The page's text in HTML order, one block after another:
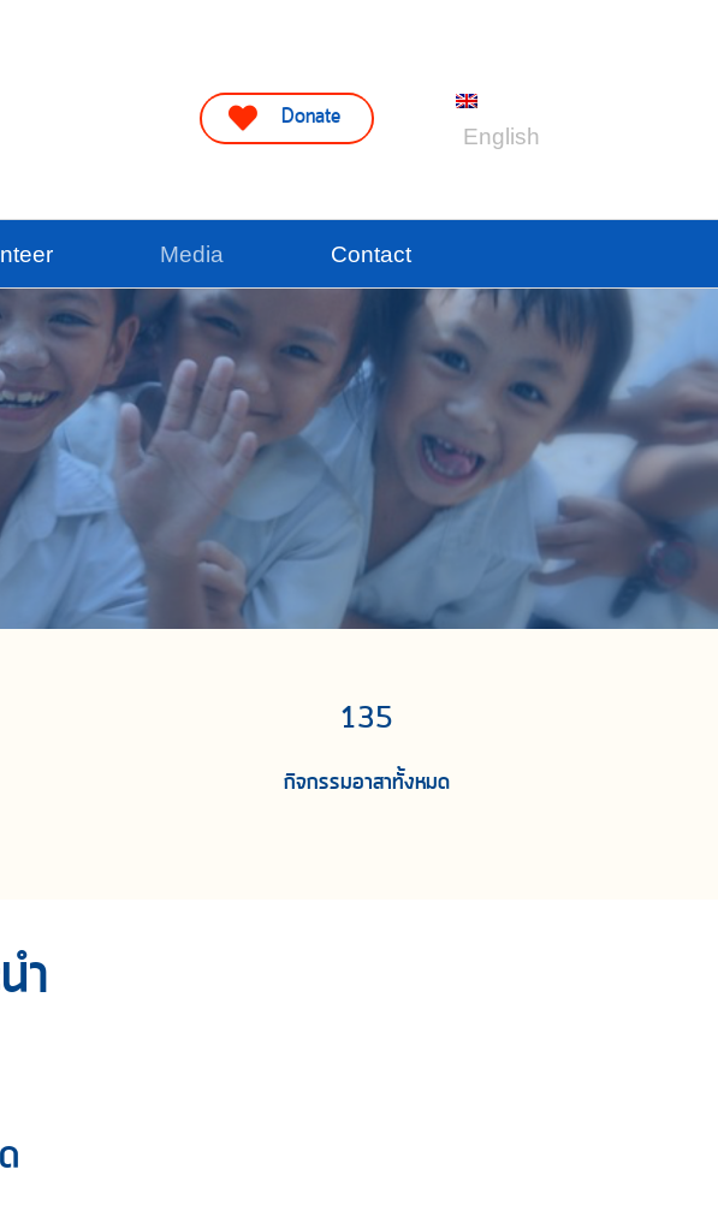
Donate
English
Media Contact
135
กิจกรรมอาสาทั้งหมด
ำ